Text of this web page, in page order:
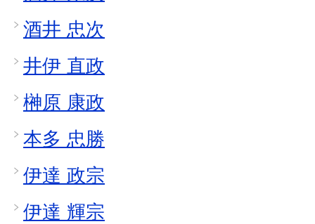
酒井 忠次
井伊 直政
榊原 康政
本多 忠勝
伊達 政宗
伊達 輝宗